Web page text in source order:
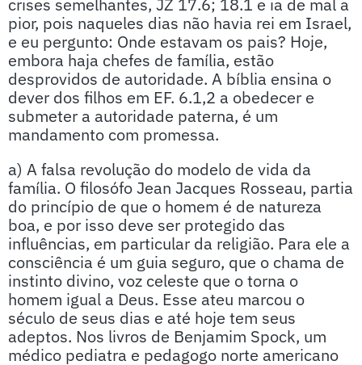
crises semelhantes, JZ 17.6; 18.1 e ia de mal a
pior, pois naqueles dias não havia rei em Israel,
e eu pergunto: Onde estavam os pais? Hoje,
embora haja chefes de família, estão
desprovidos de autoridade. A bíblia ensina o
dever dos filhos em EF. 6.1,2 a obedecer e
submeter a autoridade paterna, é um
mandamento com promessa.
a) A falsa revolução do modelo de vida da
família. O filosófo Jean Jacques Rosseau, partia
do princípio de que o homem é de natureza
boa, e por isso deve ser protegido das
influências, em particular da religião. Para ele a
consciência é um guia seguro, que o chama de
instinto divino, voz celeste que o torna o
homem igual a Deus. Esse ateu marcou o
século de seus dias e até hoje tem seus
adeptos. Nos livros de Benjamim Spock, um
médico pediatra e pedagogo norte americano